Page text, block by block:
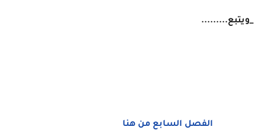
_ويتبع.........
الفصل السابع من هنا